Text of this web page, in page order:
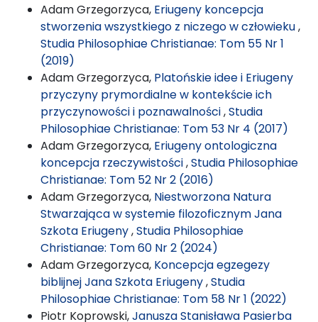
Adam Grzegorzyca, Eriugeny koncepcja
stworzenia wszystkiego z niczego w człowieku,
Studia Philosophiae Christianae: Tom 55 Nr 1
(2019)
Adam Grzegorzyca, Platońskie idee i Eriugeny
przyczyny prymordialne w kontekście ich
przyczynowości i poznawalności,Studia
Philosophiae Christianae: Tom 53 Nr 4 (2017)
Adam Grzegorzyca, Eriugeny ontologiczna
koncepcja rzeczywistości,Studia Philosophiae
Christianae: Tom 52 Nr 2 (2016)
Adam Grzegorzyca, Niestworzona Natura
Stwarzająca w systemie filozoficznym Jana
Szkota Eriugeny,Studia Philosophiae
Christianae: Tom 60 Nr 2 (2024)
Adam Grzegorzyca, Koncepcja egzegezy
biblijnej Jana Szkota Eriugeny,Studia
Philosophiae Christianae: Tom 58 Nr 1 (2022)
Piotr Koprowski,Janusza Stanisława Pasierba